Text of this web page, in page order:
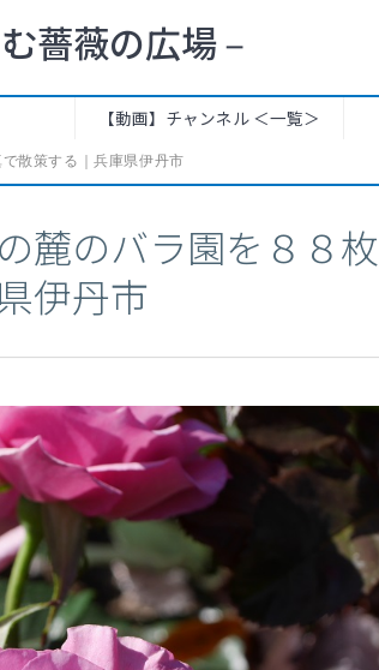
薔薇の広場 –
【動画】チャンネル ＜一覧＞
散策する｜兵庫県伊丹市
麓のバラ園を８８枚
伊丹市